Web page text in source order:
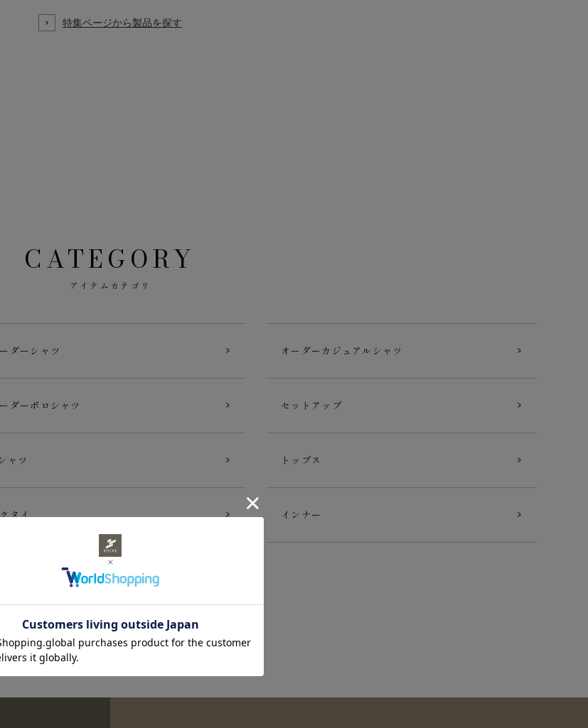
CATEGORY
アイテムカテゴリ
ダーシャツ オーダー カジュアルシャツ
ダーポロシャツ セットアップ
ャツ トップス
タイ インナー